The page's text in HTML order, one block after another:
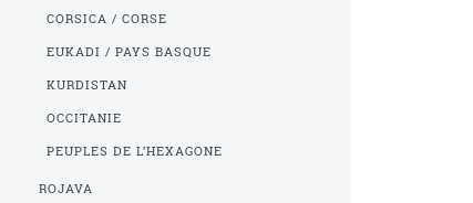
CORSICA / CORSE
EUKADI / PAYS BASQUE
KURDISTAN
OCCITANIE
PEUPLES DE L’HEXAGONE
ROJAVA